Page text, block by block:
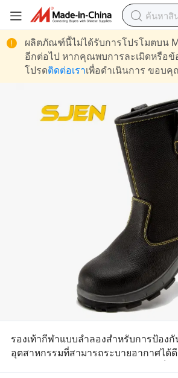
ผลิตภัณฑ์นี้ไม่ได้รับการโปรโมตบน
อีกต่อไป หากคุณพบการละเมิดหรือข้
โปรดติดต่อเราเพื่อดำเนินการ ขอบ
รองเท้ากีฬาแบบลำลองสำหรับการป้อง
อุตสาหกรรมที่สามารถระบายอากาศได้